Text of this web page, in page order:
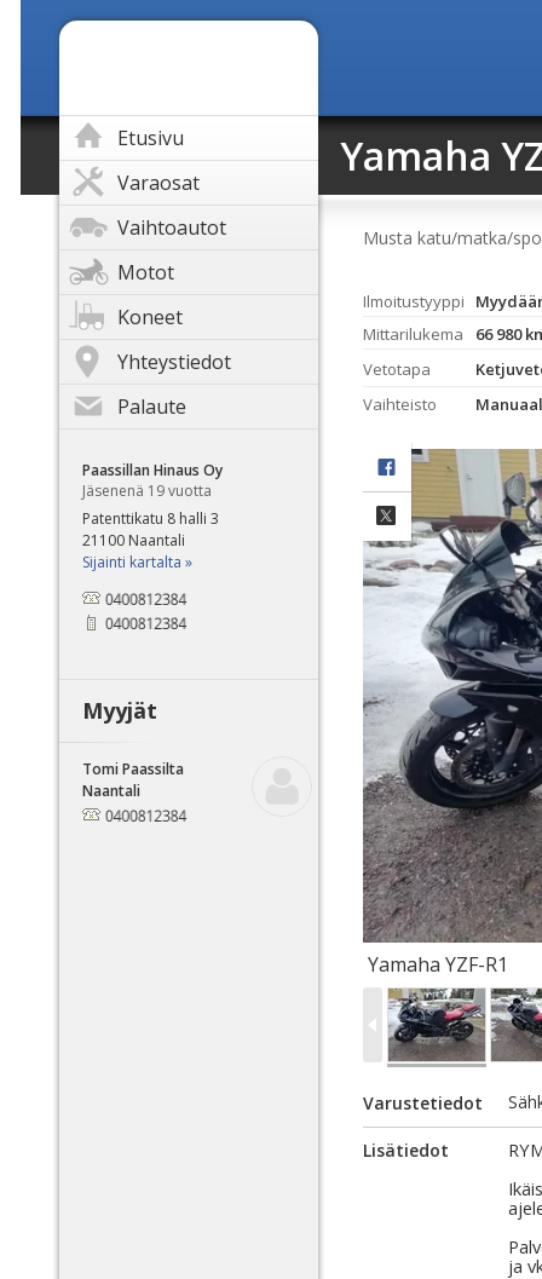
Yamaha
Etusivu
Varaosat
Vaihtoautot
Motot
Koneet
Yhteystiedot
Palaute
Paassillan Hinaus Oy
Jäsenenä 19 vuotta
Patenttikatu 8 halli 3
21100 Naantali
Sijainti kartalta »
Myyjät
Tomi Paassilta
Naantali
Musta katu/matka/
Ilmoitustyyppi
Mittarilukema
66 980
Vetotapa
Vaihteisto
Yamaha YZF-R1
Varustetiedot
Lisätiedot
ja